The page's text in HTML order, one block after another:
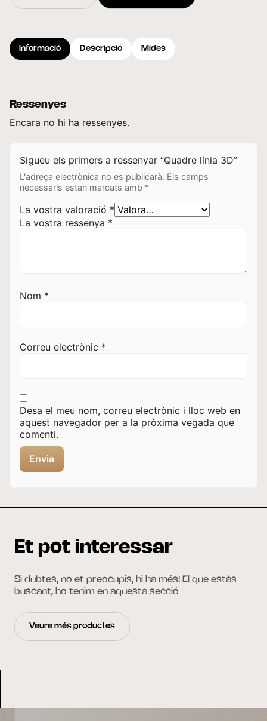
Informació Descripció Mides
Ressenyes
Encara no hi ha ressenyes.
Sigueu els primers a ressenyar “Quadre línia 3D”
L'adreça electrònica no es publicarà. Els camps
necessaris estan marcats amb *
La vostra valoració *
La vostra ressenya *
Nom *
Correu electrònic *
Desa el meu nom, correu electrònic i lloc web en
aquest navegador per a la pròxima vegada que
comenti.
Et pot interessar
Si dubtes, no et preocupis, hi ha més! El que estàs
buscant, ho tenim en aquesta secció
Veure més productes